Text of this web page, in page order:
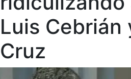
Luis Cebrián
Cruz